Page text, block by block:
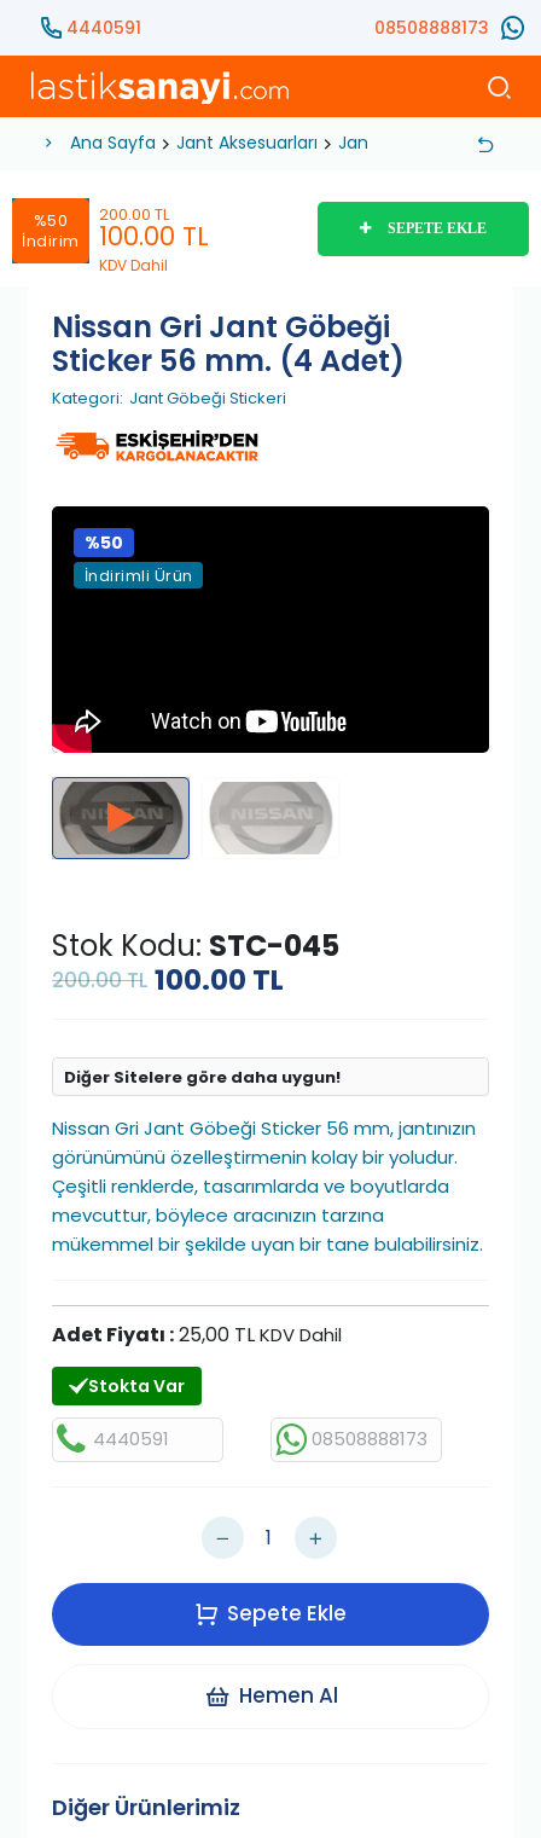
4440591 08508888173
Ana Sayfa Jant Aksesuarları Jant Göbeği Stickeri
%50
İndirim
200.00 TL
100.00 TL
KDV Dahil
SEPETE EKLE
Nissan Gri Jant Göbeği
Sticker 56 mm. (4 Adet)
Kategori: Jant Göbeği Stickeri
%50
İndirimli Ürün
Stok Kodu: STC-045
200.00 TL 100.00 TL
Diğer Sitelere göre daha uygun!
Nissan Gri Jant Göbeği Sticker 56 mm, jantınızın
görünümünü özelleştirmenin kolay bir yoludur.
Çeşitli renklerde, tasarımlarda ve boyutlarda
mevcuttur, böylece aracınızın tarzına
mükemmel bir şekilde uyan bir tane bulabilirsiniz.
Adet Fiyatı :25,00 TLKDV Dahil
Stokta Var
4440591 08508888173
Sepete Ekle
Hemen Al
Diğer Ürünlerimiz